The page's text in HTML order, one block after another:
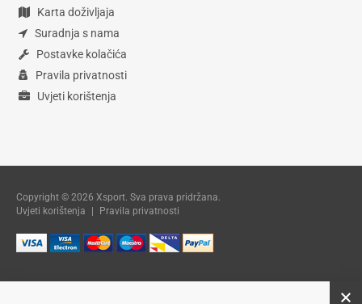
Karta doživljaja
Suradnja s nama
Postavke kolačića
Pravila privatnosti
Uvjeti korištenja
Copyright © 2026 Xsport. Sva prava pridržana.
Uvjeti korištenja
| Pravila privatnosti